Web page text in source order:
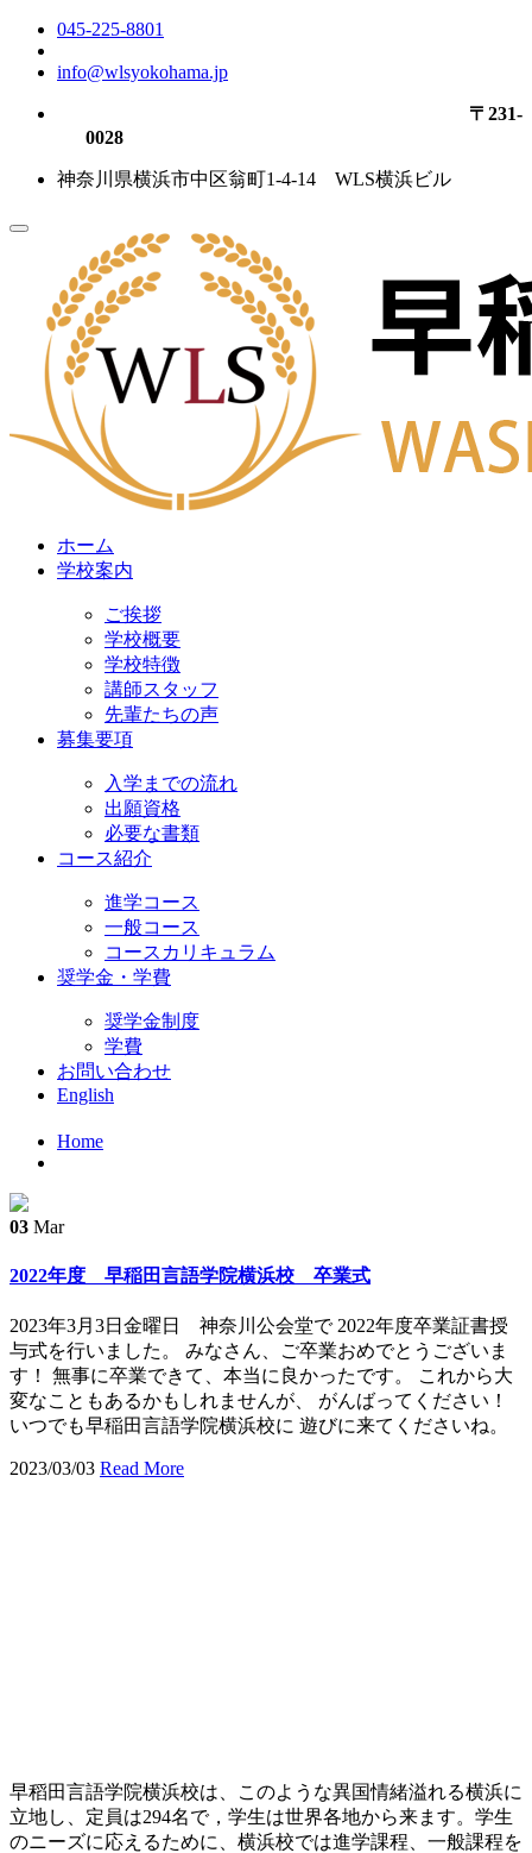
045-225-8801
info@wlsyokohama.jp
〒231-
0028
神奈川県横浜市中区翁町1-4-14 WLS横浜ビル
ホーム
学校案内
ご挨拶
学校概要
学校特徴
講師スタッフ
先輩たちの声
募集要項
入学までの流れ
出願資格
必要な書類
コース紹介
進学コース
一般コース
コースカリキュラム
奨学金・学費
奨学金制度
学費
お問い合わせ
English
Home
03 Mar
2022年度 早稲田言語学院横浜校 卒業式
2023年3月3日金曜日 神奈川公会堂で 2022年度卒業証書授
与式を行いました。 みなさん、ご卒業おめでとうございま
す！ 無事に卒業できて、本当に良かったです。 これから大
変なこともあるかもしれませんが、 がんばってください！
いつでも早稲田言語学院横浜校に 遊びに来てくださいね。
2023/03/03 Read More
早稻田言語学院横浜校は、このような異国情緒溢れる横浜に
立地し、定員は294名で，学生は世界各地から来ます。学生
のニーズに応えるために、横浜校では進学課程、一般課程を